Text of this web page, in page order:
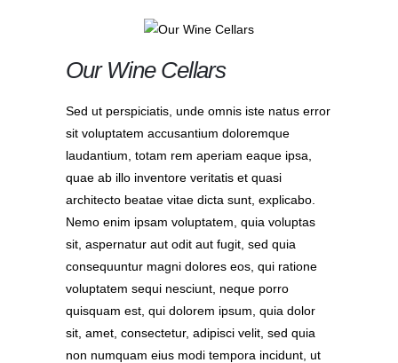
Our Wine Cellars
Sed ut perspiciatis, unde omnis iste natus error
sit voluptatem accusantium doloremque
laudantium, totam rem aperiam eaque ipsa,
quae ab illo inventore veritatis et quasi
architecto beatae vitae dicta sunt, explicabo.
Nemo enim ipsam voluptatem, quia voluptas
sit, aspernatur aut odit aut fugit, sed quia
consequuntur magni dolores eos, qui ratione
voluptatem sequi nesciunt, neque porro
quisquam est, qui dolorem ipsum, quia dolor
sit, amet, consectetur, adipisci velit, sed quia
non numquam eius modi tempora incidunt, ut